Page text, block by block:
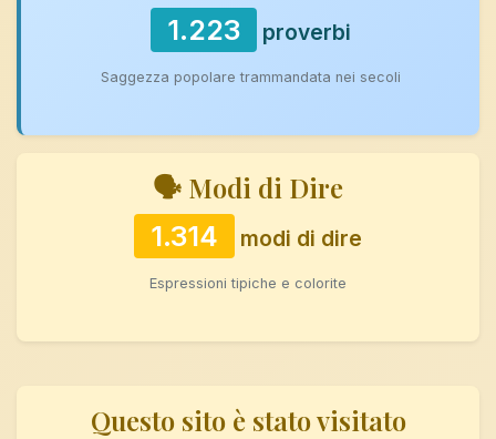
1.223 proverbi
Saggezza popolare trammandata nei secoli
🗣️ Modi di Dire
1.314 modi di dire
Espressioni tipiche e colorite
Questo sito è stato visitato